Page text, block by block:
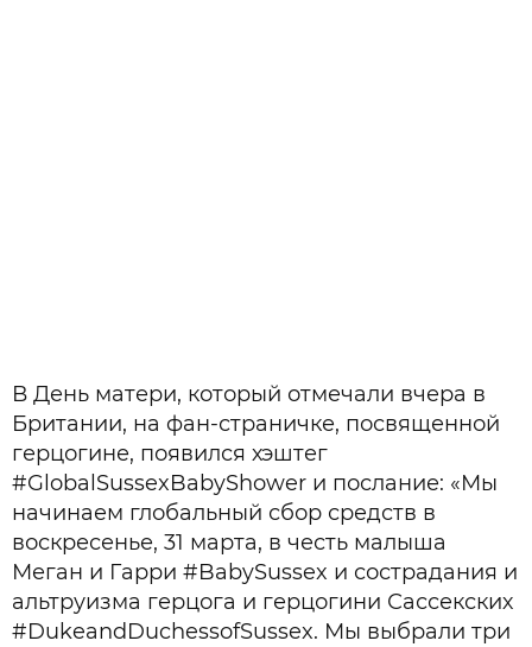
В День матери, который отмечали вчера в
Британии, на фан-страничке, посвященной
герцогине, появился хэштег
#GlobalSussexBabyShower и послание: «Мы
начинаем глобальный сбор средств в
воскресенье, 31 марта, в честь малыша
Меган и Гарри #BabySussex и сострадания и
альтруизма герцога и герцогини Сассекских
#DukeandDuchessofSussex. Мы выбрали три